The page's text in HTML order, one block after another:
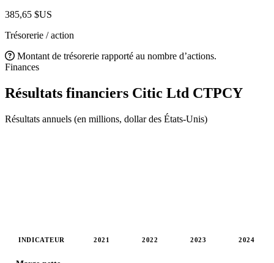
385,65 $US
Trésorerie / action
Montant de trésorerie rapporté au nombre d’actions.
Finances
Résultats financiers Citic Ltd CTPCY
Résultats annuels (en millions, dollar des États-Unis)
INDICATEUR 2021 2022 2023 2024